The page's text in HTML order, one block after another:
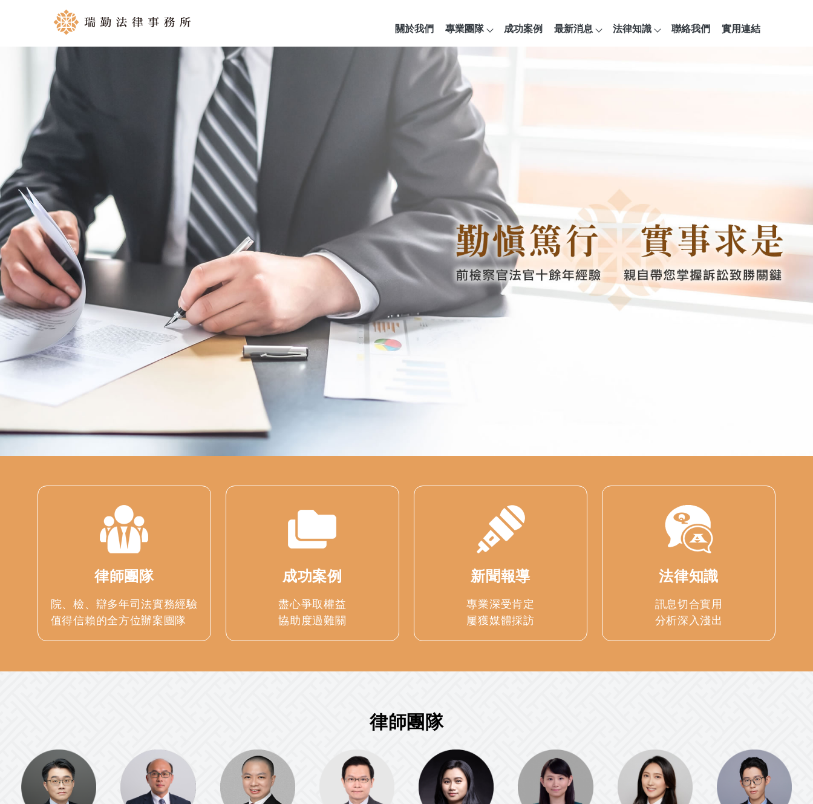
關於我們 專業團隊 成功案例 最新消息 法律知識 聯絡我們 實用連結
律師團隊
院、檢、辯多年司法實務經驗
值得信賴的全方位辦案團隊
成功案例
盡心爭取權益
協助度過難關
新聞報導
專業深受肯定
屢獲媒體採訪
法律知識
訊息切合實用
分析深入淺出
律師團隊